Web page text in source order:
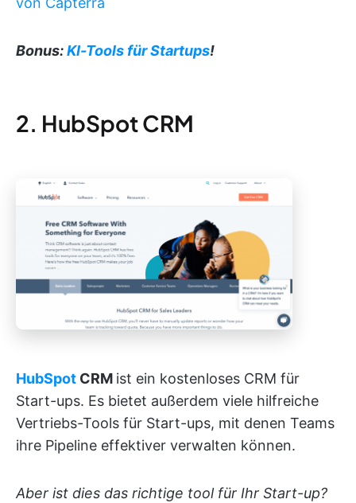
Bonus:KI-Tools für Startups!
2. HubSpot CRM
HubSpot CRM ist ein kostenloses CRM für
Start-ups. Es bietet außerdem viele hilfreiche
Vertriebs-Tools für Start-ups, mit denen Teams
ihre Pipeline effektiver verwalten können.
Aber ist dies das richtige tool für Ihr Start-up?